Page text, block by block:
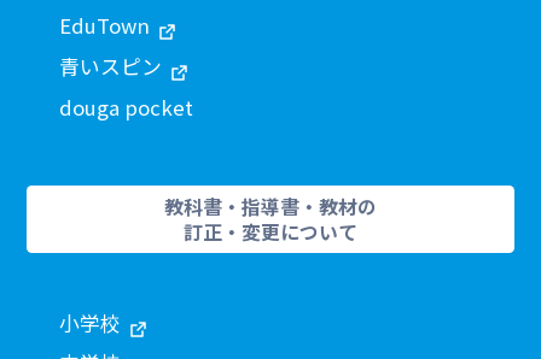
EduTown
青いスピン
douga pocket
教科書・指導書・教材の
訂正・変更について
小学校